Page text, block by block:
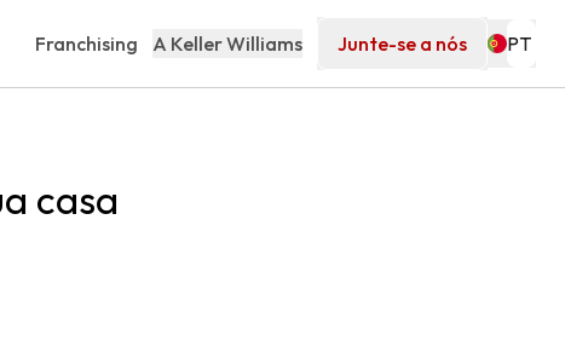
Franchising A Keller Williams Junte-se a nós
casa